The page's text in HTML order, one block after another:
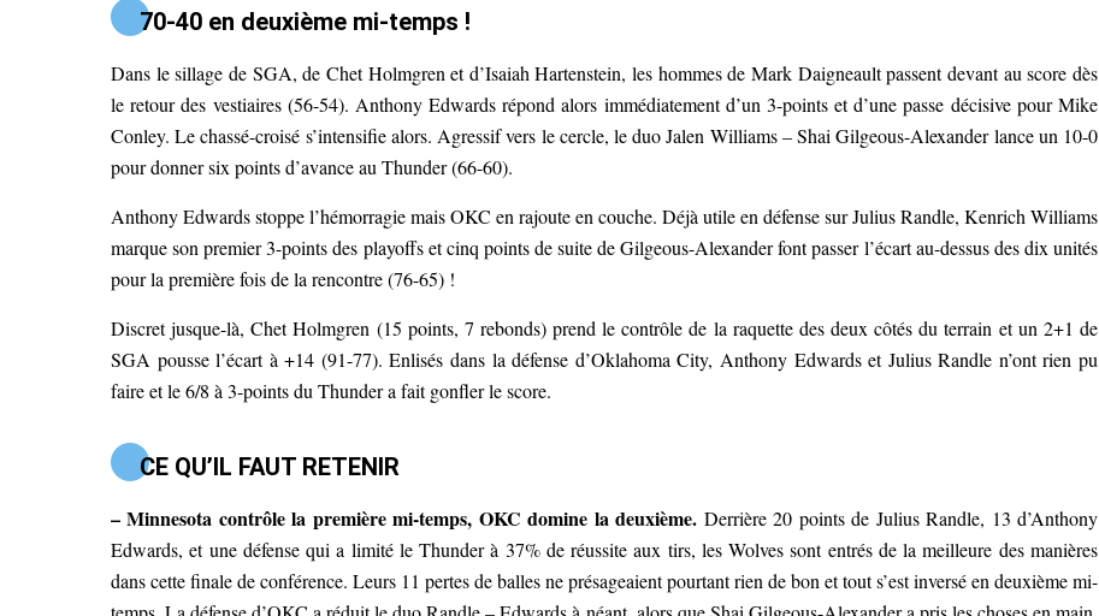
70-40 en deuxième mi-temps !
Dans le sillage de SGA, de Chet Holmgren et d’Isaiah Hartenstein, les hommes de Mark Daigneault passent devant au score dès
le retour des vestiaires (56-54). Anthony Edwards répond alors immédiatement d’un 3-points et d’une passe décisive pour Mike
Conley. Le chassé-croisé s’intensifie alors. Agressif vers le cercle, le duo Jalen Williams – Shai Gilgeous-Alexander lance un 10-0
pour donner six points d’avance au Thunder (66-60).
Anthony Edwards stoppe l’hémorragie mais OKC en rajoute en couche. Déjà utile en défense sur Julius Randle, Kenrich Williams
marque son premier 3-points des playoffs et cinq points de suite de Gilgeous-Alexander font passer l’écart au-dessus des dix unités
pour la première fois de la rencontre (76-65) !
Discret jusque-là, Chet Holmgren (15 points, 7 rebonds) prend le contrôle de la raquette des deux côtés du terrain et un 2+1 de
SGA pousse l’écart à +14 (91-77). Enlisés dans la défense d’Oklahoma City, Anthony Edwards et Julius Randle n’ont rien pu
faire et le 6/8 à 3-points du Thunder a fait gonfler le score.
CE QU’IL FAUT RETENIR
– Minnesota contrôle la première mi-temps, OKC domine la deuxième. Derrière 20 points de Julius Randle, 13 d’Anthony
Edwards, et une défense qui a limité le Thunder à 37% de réussite aux tirs, les Wolves sont entrés de la meilleure des manières
dans cette finale de conférence. Leurs 11 pertes de balles ne présageaient pourtant rien de bon et tout s’est inversé en deuxième mi-